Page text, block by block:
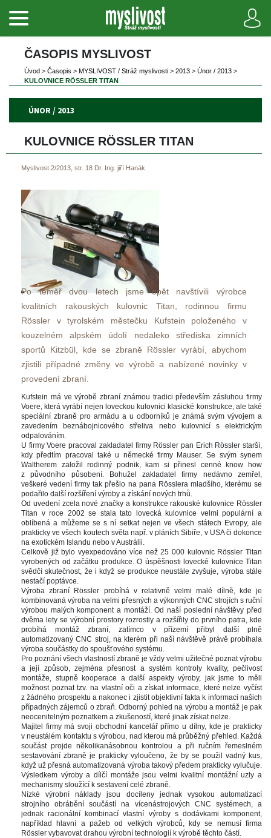
ČASOPIS MYSLIVOST
Úvod > Časopi > MYSLIVOST / Stráž myslivosti > 2013 > Únor / 2013 >
KULOVNICE RÖSSLER TITAN
ÚNOR / 2013
KULOVNICE RÖSSLER TITAN
Myslivost 2/2013, str. 18 Dr. Ing. jiří Hanák
Po téměř dvou letech jsme opět navštívili výrobce
kvalitních rakouských kulovnic Titan, rodinnou firmu
Rössler v tyrolském městečku Kufstein položeného v
kouzelném alpském údolí nedaleko střediska zimních
portů Kitzbül, kde se zbraně Rössler vyrábí, abychom
zjistili případné změny ve výrobě a nabízené novinky v
provedení zbraní.
Kufstein má ve výrobě zbraní známou tradici především zásluhou firmy
Voere, která vyrábí nejen loveckou kulovnici klasické konstrukce, ale také
peciální zbraně pro armádu a u odborníků je známá svým vývojem a
zavedením beznábojnicového střeliva nebo kulovnicí s elektrickým
odpalováním.
U firmy Voere pracoval zakladatel firmy Rössler pan Erich Rössler starší,
kdy předtím pracoval také u německé firmy Mauser. Se svým synem
Waltherem založil rodinný podnik, kam si přinesl cenné know how
z původního působení. Bohužel zakladatel firmy nedávno zemřel,
veškeré vedení firmy tak přešlo na pana Rösslera mladšího, kterému se
podařilo další rozšíření výroby a získání nových trhů.
Od uvedení zcela nové značky a konstrukce rakouské kulovnice Rössler
Titan v roce 2002 se stala tato lovecká kulovnice velmi populární a
oblíbená a můžeme se s ní setkat nejen ve všech státech Evropy, ale
prakticky ve všech koutech světa např. v pláních Sibiře, v USA či dokonce
na exotickém Islandu nebo v Austrálii.
Celkově již bylo vyexpedováno více než 25 000 kulovnic Rössler Titan
vyrobených od začátku produkce. O úspěšnosti lovecké kulovnice Titan
vědčí skutečnost, že i když se produkce neustále zvyšuje, výroba stále
nestačí poptávce.
Výroba zbraní Rössler probíhá v relativně velmi malé dílně, kde je
kombinovaná výroba na velmi přesných a výkonných CNC strojích s ruční
výrobou malých komponent a montáží. Od naší poslední návštěvy před
dvěma lety se výrobní prostory rozrostly a rozšířily do prvního patra, kde
probíhá montáž zbraní, zatímco v přízemí přibyl další plně
automatizovaný CNC stroj, na kterém při naší návštěvě právě probíhala
výroba součástky do spoušťového systému.
Pro poznání všech vlastností zbraně je vždy velmi užitečné poznat výrobu
a její způsob, zejména přesnost a systém kontroly kvality, pečlivost
montáže, stupně kooperace a další aspekty výroby, jak jsme to měli
možnost poznat tzv. na vlastní oči a získat informace, které nelze vyčíst
z žádného prospektu a nakonec i zjistit objektivní fakta k informaci našich
případných zájemců o zbraň. Odborný pohled na výrobu a montáž je pak
neocenitelným poznatkem a zkušeností, které jinak získat nelze.
Majitel firmy má svoji obchodní kancelář přímo u dílny, kde je prakticky
v neustálém kontaktu s výrobou, nad kterou má průběžný přehled. Každá
oučást projde několikanásobnou kontrolou a při ručním řemeslném
estavování zbraně je prakticky vyloučeno, že by se použil vadný kus,
když už přesná automatizovaná výroba takový předem prakticky vylučuje.
Výsledkem výroby a dílčí montáže jsou velmi kvalitní montážní uzly a
mechanismy sloužící k sestavení celé zbraně.
Nízké výrobní náklady jsou docíleny jednak vysokou automatizací
trojního obrábění součástí na vícenástrojových CNC systémech, a
jednak racionální kombinací vlastní výroby s dodávkami komponent,
například hlavní a pažeb od velkých výrobců, kdy se nemusí firma
Rössler vybavovat drahou výrobní technologií k výrobě těchto částí.